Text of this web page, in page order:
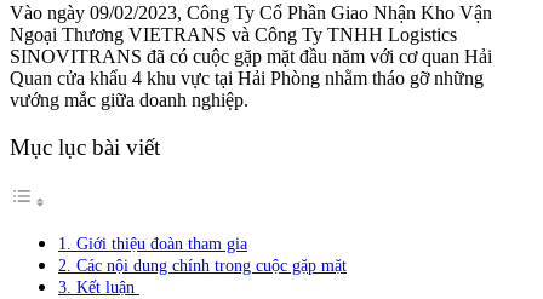
Vào ngày 09/02/2023, Công Ty Cổ Phần Giao Nhận Kho Vận
Ngoại Thương VIETRANS và Công Ty TNHH Logistics
SINOVITRANS đã có cuộc gặp mặt đầu năm với cơ quan Hải
Quan cửa khẩu 4 khu vực tại Hải Phòng nhằm tháo gỡ những
vướng mắc giữa doanh nghiệp.
Mục lục bài viết
1. Giới thiệu đoàn tham gia
2. Các nội dung chính trong cuộc gặp mặt
3. Kết luận